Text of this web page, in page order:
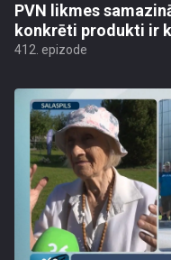
PVN likmes
konkrēti produkti ir
412. epizode